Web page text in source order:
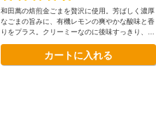
和田萬の焙煎金ごまを贅沢に使用。芳ばしく濃厚
なごまの旨みに、有機レモンの爽やかな酸味と香
りをプラス。クリーミーなのに後味すっきり、サ
カートに入れる